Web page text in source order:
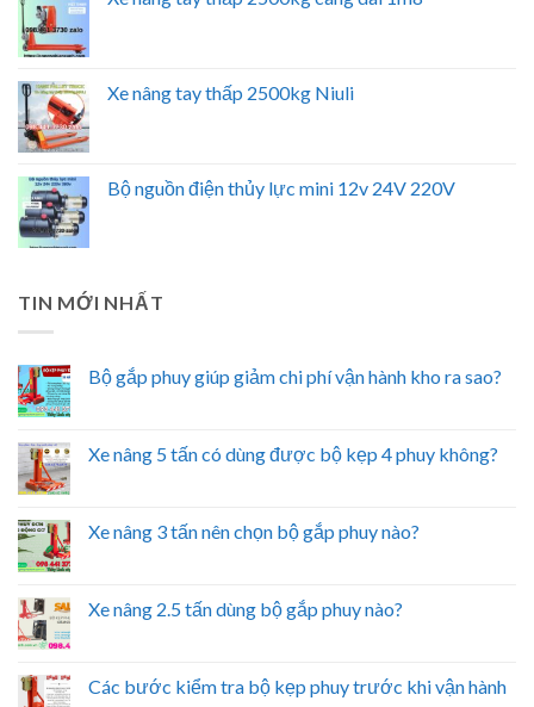
Xe nâng tay thấp 2500kg Niuli
Bộ nguồn điện thủy lực mini 12v 24V 220V
TIN MỚI NHẤT
Bộ gắp phuy giúp giảm chi phí vận hành kho ra sao?
Xe nâng 5 tấn có dùng được bộ kẹp 4 phuy không?
Xe nâng 3 tấn nên chọn bộ gắp phuy nào?
Xe nâng 2.5 tấn dùng bộ gắp phuy nào?
Các bước kiểm tra bộ kẹp phuy trước khi vận hành